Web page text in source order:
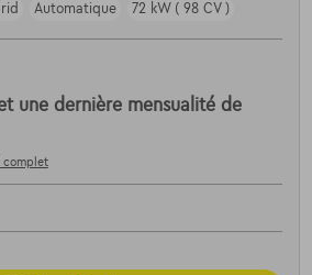
Automatique 72 kW ( 98 CV )
une dernière mensualité de
complet